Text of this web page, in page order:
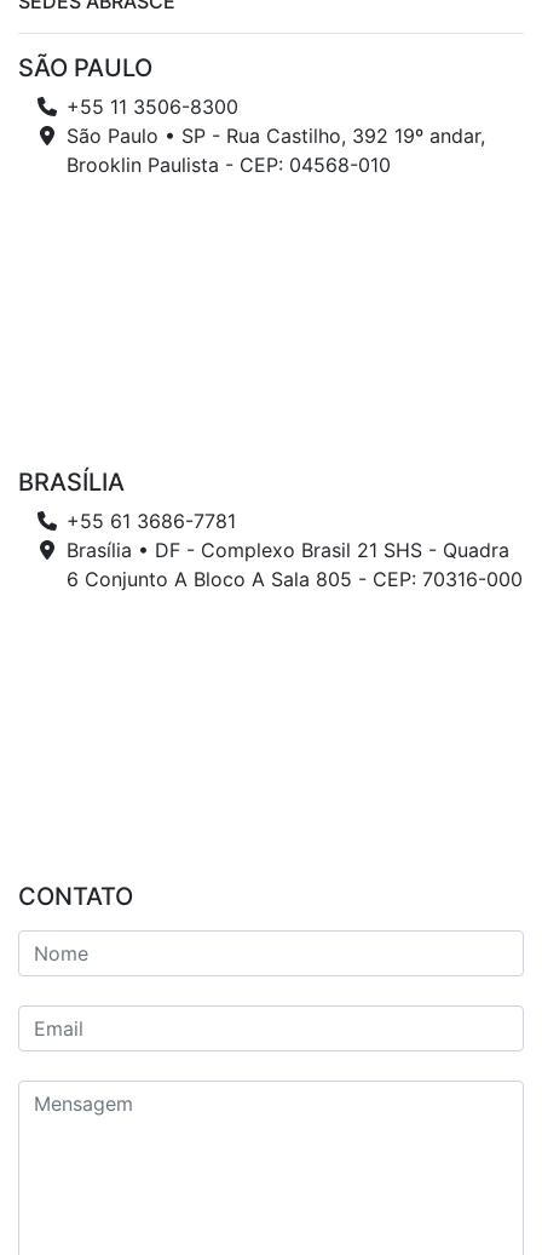
SÃO PAULO
+55 11 3506-8300
São Paulo • SP - Rua Castilho, 392 19º andar,
Brooklin Paulista - CEP: 04568-010
BRASÍLIA
+55 61 3686-7781
Brasília • DF - Complexo Brasil 21 SHS - Quadra
6 Conjunto A Bloco A Sala 805 - CEP: 70316-000
CONTATO